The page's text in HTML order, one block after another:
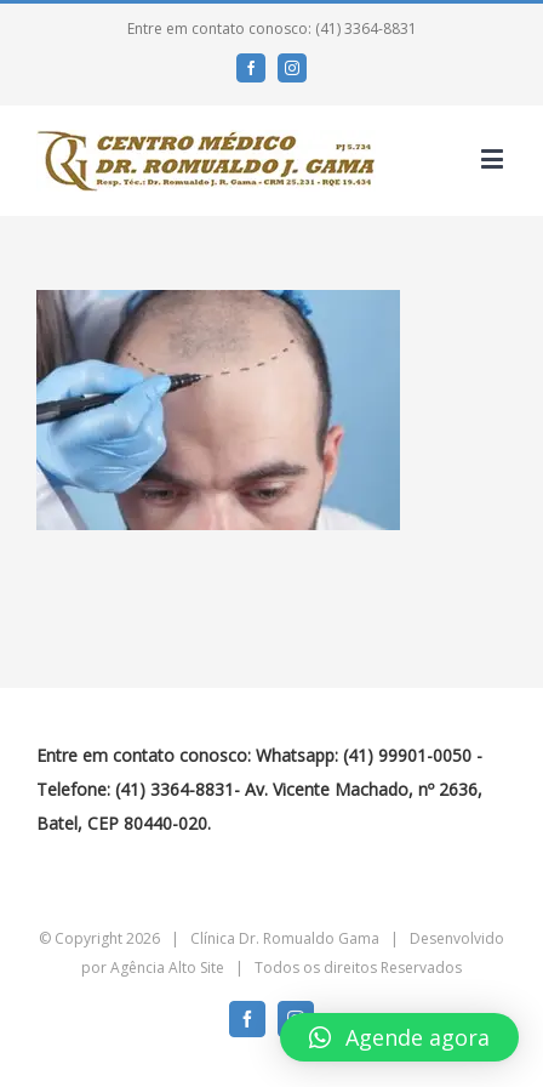
Entre em contato conosco: (41) 3364-8831
FacebookInstagram
Entre em contato conosco: Whatsapp: (41) 99901-0050 -
Telefone: (41) 3364-8831- Av. Vicente Machado, nº 2636,
Batel, CEP 80440-020.
© Copyright2026 | Clínica Dr. Romualdo Gama | Desenvolvido
porAgência Alto Site | Todos os direitos Reservados
FacebookInstagram
Agende agora